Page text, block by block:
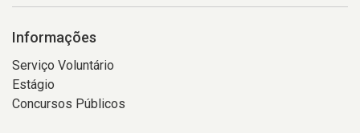
Informações
Serviço Voluntário
Estágio
Concursos Públicos